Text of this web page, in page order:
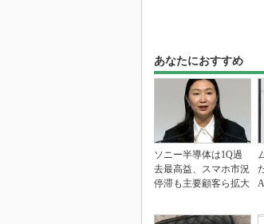
あなたにおすすめ
ソニー半導体は1Q過
去最高益、スマホ市況
停滞も主要顧客ら拡大